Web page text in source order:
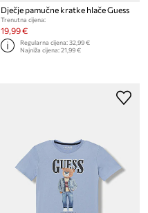
Dječje pamučne kratke hlače Guess
Trenutna cijena:
19,99 €
Regularna cijena:32,99 €
Najniža cijena:21,99 €